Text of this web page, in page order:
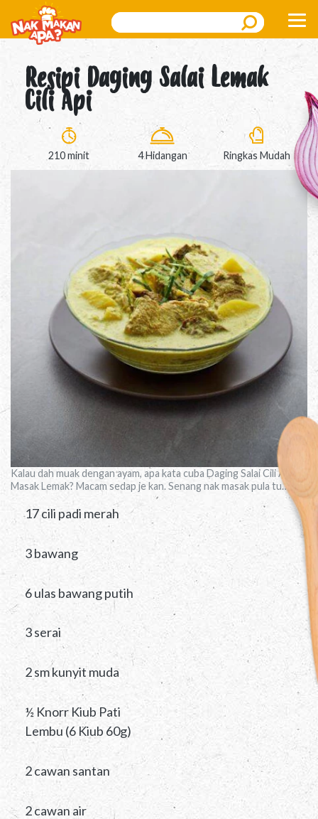
Search
Resipi Daging Salai Lemak
Cili Api
210 minit 4 Hidangan Ringkas Mudah
Kalau dah muak dengan ayam, apa kata cuba Daging Salai Cili Api
Masak Lemak? Macam sedap je kan. Senang nak masak pula tu…
17 cili padi merah
3 bawang
6 ulas bawang putih
3 serai
2 sm kunyit muda
½ Knorr Kiub Pati
Lembu (6 Kiub 60g)
2 cawan santan
2 cawan air